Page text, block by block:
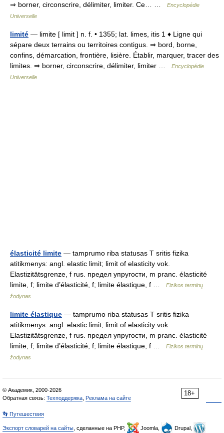
⇒ borner, circonscrire, délimiter, limiter. Ce… …
Encyclopédie
Universelle
limité — limite [ limit ] n. f. • 1355; lat. limes, itis 1 ♦ Ligne qui
sépare deux terrains ou territoires contigus. ⇒ bord, borne,
confins, démarcation, frontière, lisière. Établir, marquer, tracer des
limites. ⇒ borner, circonscrire, délimiter, limiter …
Encyclopédie
Universelle
élasticité limite — tamprumo riba statusas T sritis fizika
atitikmenys: angl. elastic limit; limit of elasticity vok.
Elastizitätsgrenze, f rus. предел упругости, m pranc. élasticité
limite, f; limite d’élasticité, f; limite élastique, f …
Fizikos terminų
žodynas
limite élastique — tamprumo riba statusas T sritis fizika
atitikmenys: angl. elastic limit; limit of elasticity vok.
Elastizitätsgrenze, f rus. предел упругости, m pranc. élasticité
limite, f; limite d’élasticité, f; limite élastique, f …
Fizikos terminų
žodynas
18+
© Академик, 2000-2026
Обратная связь: Техподдержка Реклама на сайте
👣 Путешествия
Экспорт словарей на сайты , сделанные на PHP, Joomla, Drupal,